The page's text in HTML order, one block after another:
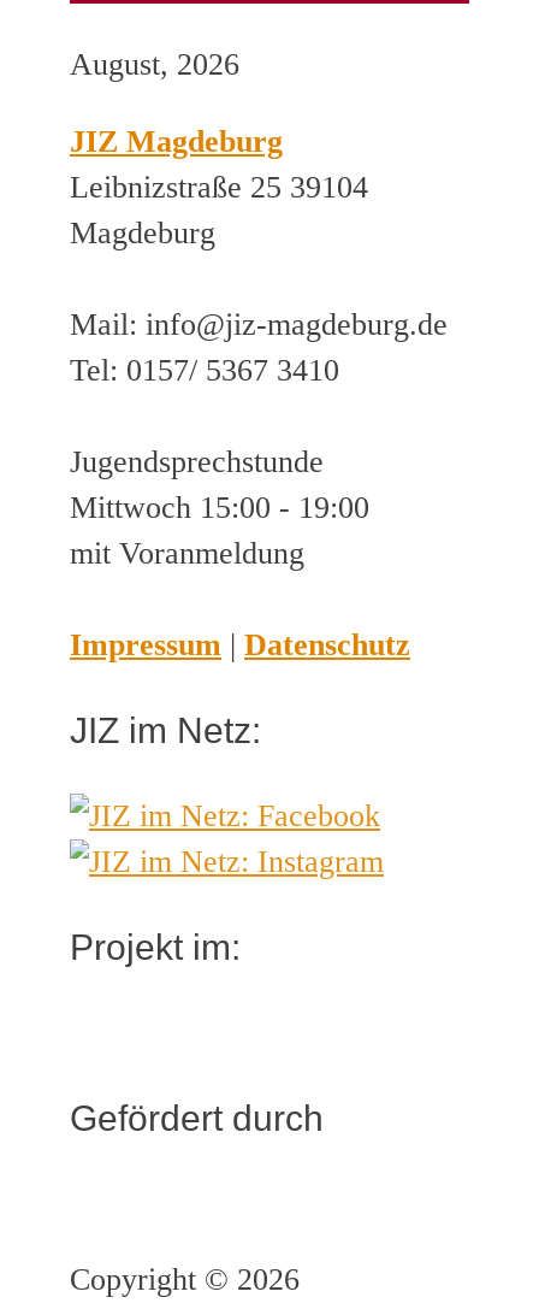
August, 2026
JIZ Magdeburg
Leibnizstraße 25 39104
Magdeburg
Mail: info@jiz-magdeburg.de
Tel: 0157/ 5367 3410
Jugendsprechstunde
Mittwoch 15:00 - 19:00
mit Voranmeldung
Impressum | Datenschutz
JIZ im Netz:
Projekt im:
Gefördert durch
Copyright © 2026